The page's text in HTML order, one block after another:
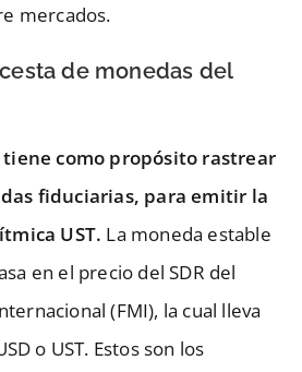
mercados.
de monedas del
como propósito rastrear
fiduciarias, para emitir la
UST. La moneda estable
en el precio del SDR del
(FMI), la cual lleva
o UST. Estos son los